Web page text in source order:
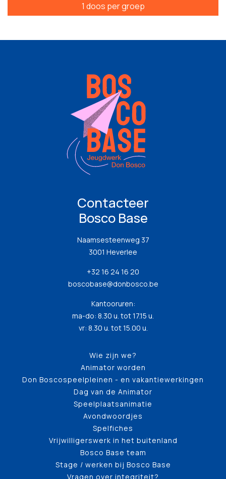
1 doos per groep
Contacteer
Bosco Base
Naamsesteenweg 37
3001 Heverlee
+32 16 24 16 20
boscobase@donbosco.be
Kantooruren:
ma-do: 8.30 u. tot 17.15 u.
vr: 8.30 u. tot 15.00 u.
Wie zijn we?
Animator worden
Don Boscospeelpleinen - en vakantiewerkingen
Dag van de Animator
Speelplaatsanimatie
Avondwoordjes
Spelfiches
Vrijwilligerswerk in het buitenland
Bosco Base team
Stage / werken bij Bosco Base
Vragen over integriteit?